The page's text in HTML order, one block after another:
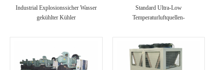
Industrial Explosionssicher Wasser
gekühlter Kühler
Standard Ultra-Low
Temperaturluftquellen-